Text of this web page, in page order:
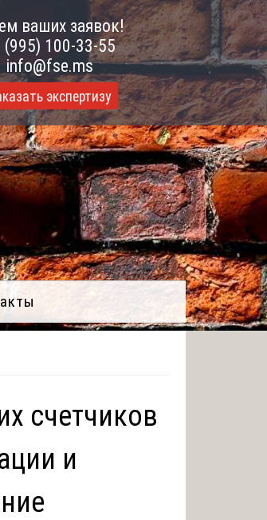
ваших заявок!
(995) 100-33-55
info@fse.ms
экспертизу
счетчиков
и